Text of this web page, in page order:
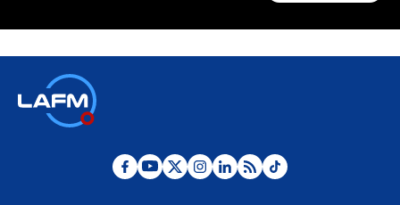
Fuerte temblor en Colombia hoy: